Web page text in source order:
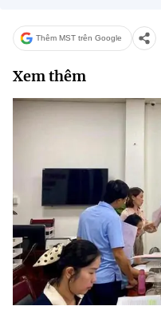
Thêm MST trên Google
Xem thêm